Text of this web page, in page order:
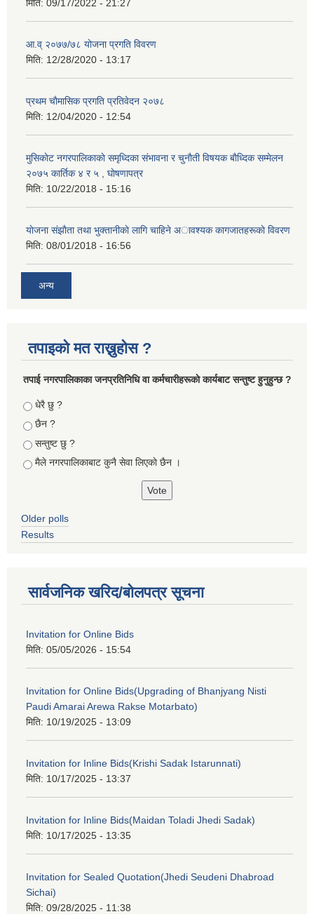
मिति: 09/17/2022 - 21:27
आ.व् २०७७/७८ योजना प्रगति विवरण
मिति: 12/28/2020 - 13:17
प्रथम चाैमासिक प्रगति प्रतिवेदन २०७८
मिति: 12/04/2020 - 12:54
मुसिकाेट नगरपालिकाकाे समृध्दिका संभावना र चुनाैती विषयक बाैध्दिक सम्मेलन
२०७५ कार्तिक ४ र ५ , घाेषणापत्र
मिति: 10/22/2018 - 15:16
याेजना संझाैता तथा भुक्तानीकाे लागि चाहिने अावश्यक कागजातहरूकाे विवरण
मिति: 08/01/2018 - 16:56
अन्य
तपाइको मत राख्नुहोस ?
तपा‌ई नगरपालिकाका जनप्रतिनिधि वा कर्मचारीहरूकाे कार्यबाट सन्तुष्ट हुनुहुन्छ ?
Choices
धेरै छु ?
छैन ?
सन्तुष्ट छु ?
मैले नगरपालिकाबाट कुनै सेवा लिएकाे छैन ।
Older polls
Results
सार्वजनिक खरिद/बोलपत्र सूचना
Invitation for Online Bids
मिति: 05/05/2026 - 15:54
Invitation for Online Bids(Upgrading of Bhanjyang Nisti
Paudi Amarai Arewa Rakse Motarbato)
मिति: 10/19/2025 - 13:09
Invitation for Inline Bids(Krishi Sadak Istarunnati)
मिति: 10/17/2025 - 13:37
Invitation for Inline Bids(Maidan Toladi Jhedi Sadak)
मिति: 10/17/2025 - 13:35
Invitation for Sealed Quotation(Jhedi Seudeni Dhabroad
Sichai)
मिति: 09/28/2025 - 11:38